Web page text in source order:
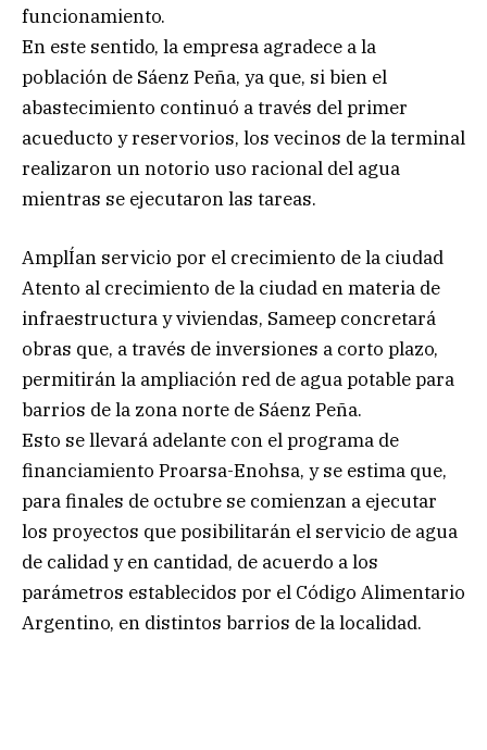
funcionamiento.
En este sentido, la empresa agradece a la
población de Sáenz Peña, ya que, si bien el
abastecimiento continuó a través del primer
acueducto y reservorios, los vecinos de la terminal
realizaron un notorio uso racional del agua
mientras se ejecutaron las tareas.
AmplÍan servicio por el crecimiento de la ciudad
Atento al crecimiento de la ciudad en materia de
infraestructura y viviendas, Sameep concretará
obras que, a través de inversiones a corto plazo,
permitirán la ampliación red de agua potable para
barrios de la zona norte de Sáenz Peña.
Esto se llevará adelante con el programa de
financiamiento Proarsa-Enohsa, y se estima que,
para finales de octubre se comienzan a ejecutar
los proyectos que posibilitarán el servicio de agua
de calidad y en cantidad, de acuerdo a los
parámetros establecidos por el Código Alimentario
Argentino, en distintos barrios de la localidad.